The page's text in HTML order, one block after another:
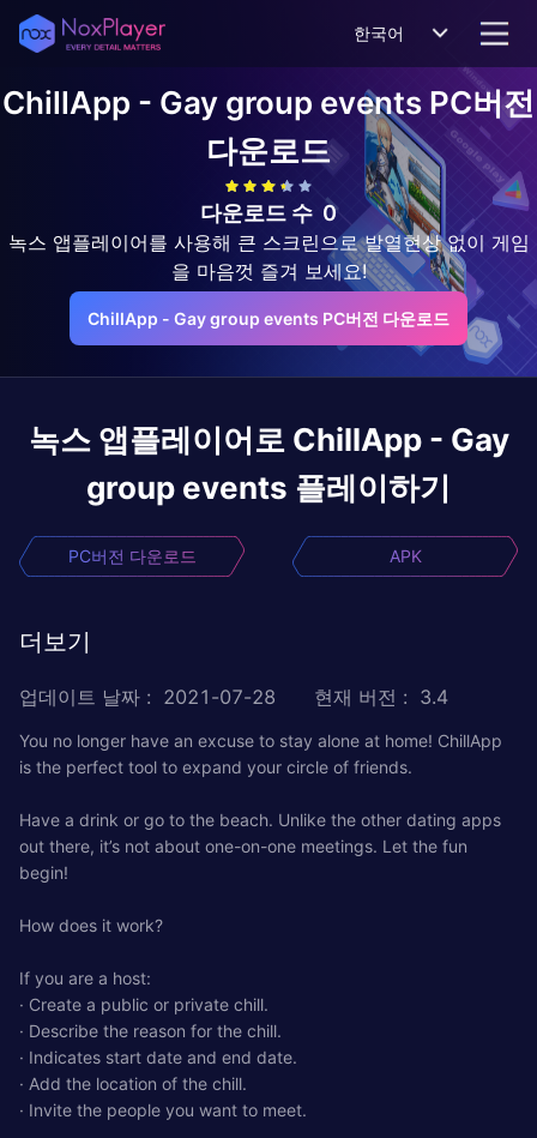
한국어
ChillApp - Gay group events PC버전
다운로드
다운로드 수 0
녹스 앱플레이어를 사용해 큰 스크린으로 발열현상 없이 게임
을 마음껏 즐겨 보세요!
ChillApp - Gay group events PC버전 다운로드
녹스 앱플레이어로 ChillApp - Gay
group events 플레이하기
PC버전 다운로드 APK
더보기
업데이트 날짜 : 2021-07-28 현재 버전 : 3.4
You no longer have an excuse to stay alone at home! ChillApp
is the perfect tool to expand your circle of friends.
Have a drink or go to the beach. Unlike the other dating apps
out there, it’s not about one-on-one meetings. Let the fun
begin!
How does it work?
If you are a host:
· Create a public or private chill.
· Describe the reason for the chill.
· Indicates start date and end date.
· Add the location of the chill.
· Invite the people you want to meet.